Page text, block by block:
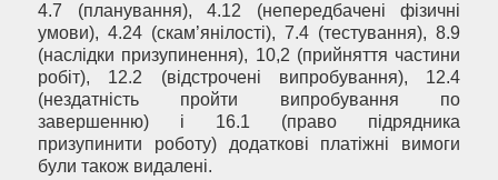
4.7 (планування), 4.12 (непередбачені фізичні
умови), 4.24 (скам’янілості), 7.4 (тестування), 8.9
(наслідки призупинення), 10,2 (прийняття частини
робіт), 12.2 (відстрочені випробування), 12.4
(нездатність пройти випробування по
завершенню) і 16.1 (право підрядника
призупинити роботу) додаткові платіжні вимоги
були також видалені.